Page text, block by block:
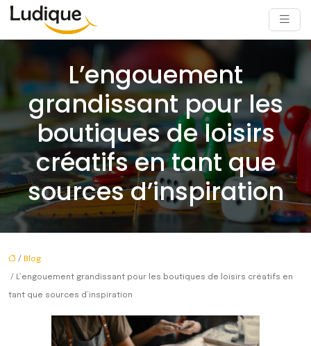
L’engouement
grandissant pour les
boutiques de loisirs
créatifs en tant que
sources d’inspiration
/ Blog
/ L’engouement grandissant pour les boutiques de loisirs créatifs en
tant que sources d’inspiration